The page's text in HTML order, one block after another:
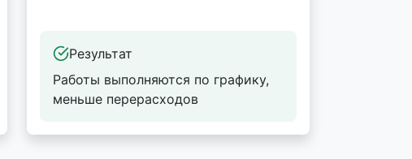
Результат
Работы выполняются по графику,
меньше перерасходов